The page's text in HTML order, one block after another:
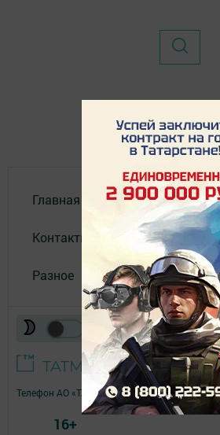
Главная
Контакты
Разное
Телефон АО «ТАТМЕДИА»: (843) 222 09 84
16+